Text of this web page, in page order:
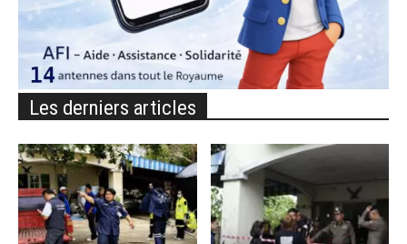
Les derniers articles